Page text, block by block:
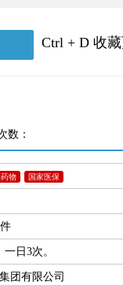
Ctrl + D 收
数：
物 国家医保
日3次。
团有限公司